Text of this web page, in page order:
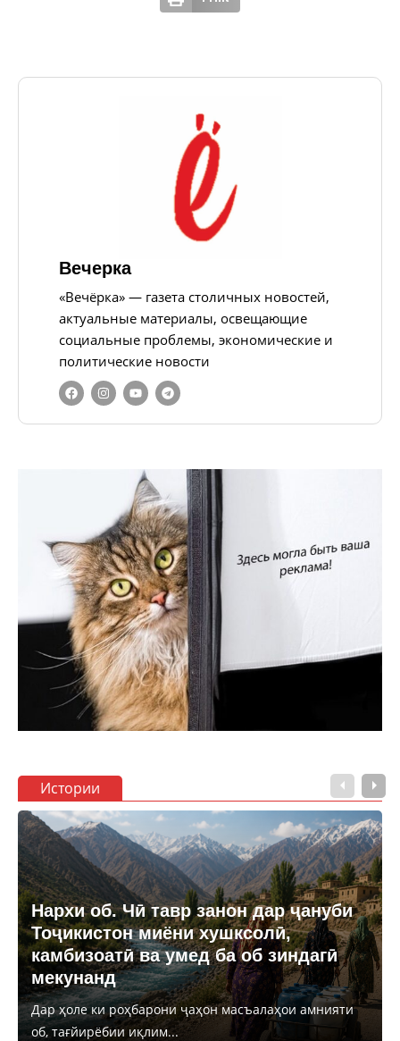
Вечерка
«Вечёрка» — газета столичных новостей,
актуальные материалы, освещающие
социальные проблемы, экономические и
политические новости
Истории
Нархи об. Чӣ тавр занон дар ҷануби
Тоҷикистон миёни хушксолӣ,
камбизоатӣ ва умед ба об зиндагӣ
мекунанд
Дар ҳоле ки роҳбарони ҷаҳон масъалаҳои амнияти
об, тағйирёбии иқлим...